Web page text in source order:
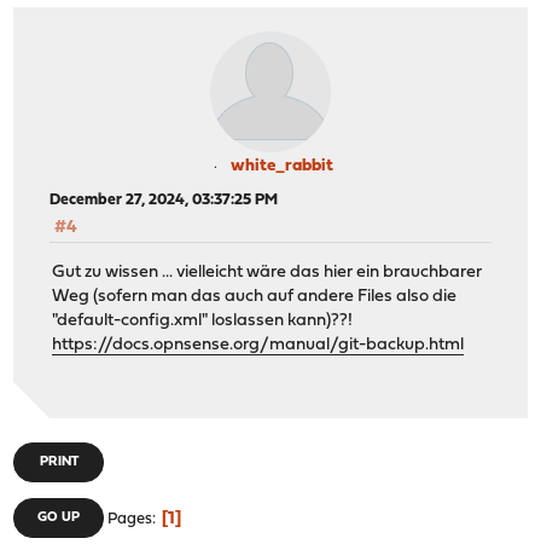
white_rabbit
December 27, 2024, 03:37:25 PM
#4
Gut zu wissen ... vielleicht wäre das hier ein brauchbarer
Weg (sofern man das auch auf andere Files also die
"default-config.xml" loslassen kann)??!
https://docs.opnsense.org/manual/git-backup.html
PRINT
GO UP Pages 1